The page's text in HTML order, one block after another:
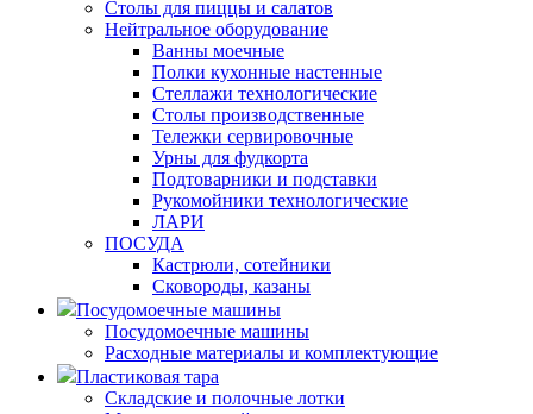
Столы для пиццы и салатов
Нейтральное оборудование
Ванны моечные
Полки кухонные настенные
Стеллажи технологические
Столы производственные
Тележки сервировочные
Урны для фудкорта
Подтоварники и подставки
Рукомойники технологические
ЛАРИ
ПОСУДА
Кастрюли, сотейники
Сковороды, казаны
Посудомоечные машины
Посудомоечные машины
Расходные материалы и комплектующие
Пластиковая тара
Складские и полочные лотки